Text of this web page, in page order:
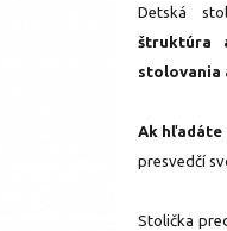
Detská
štruktúra
stolovania
Ak hľadáte
presvedčí
Stolička